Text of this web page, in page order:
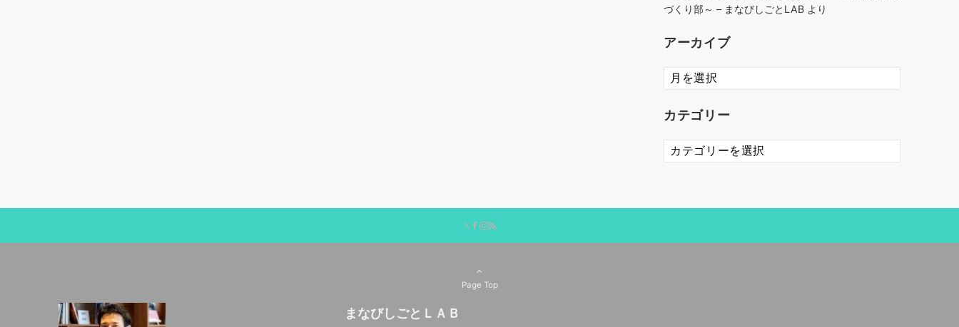
づくり部～ – まなびしごとLAB より
アーカイブ
ア
ー
イ
カテゴリー
カ
テ
Page Top
まなびしごとＬＡＢ